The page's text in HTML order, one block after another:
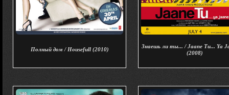
Полный дом / Housefull (2010)
Знаешь ли ты... / Jaane Tu... Ya
(2008)